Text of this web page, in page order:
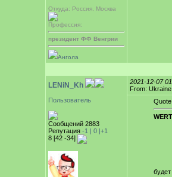
Откуда: Россия, Москва
Профессия:
президент ФФ Венгрии
Ангола
LENiN_Kh
Пользователь
Сообщений 2883
Репутация -1 | 0 |+1
8 [42 -34]
2021-12-07
From: Ukraine
Quote
будет